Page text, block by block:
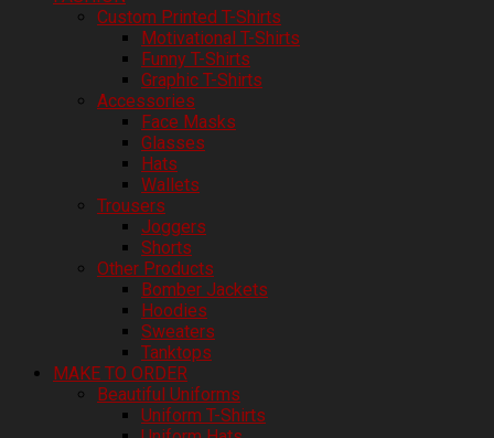
Custom Printed T-Shirts
Motivational T-Shirts
Funny T-Shirts
Graphic T-Shirts
Accessories
Face Masks
Glasses
Hats
Wallets
Trousers
Joggers
Shorts
Other Products
Bomber Jackets
Hoodies
Sweaters
Tanktops
MAKE TO ORDER
Beautiful Uniforms
Uniform T-Shirts